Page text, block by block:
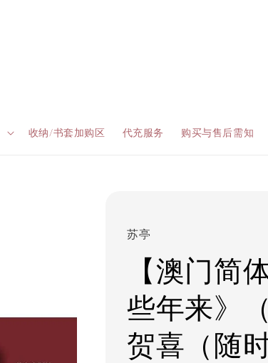
收纳/书套加购区 代充服务 购买与售后需知
苏亭
【澳门简
些年来》
贺喜（随